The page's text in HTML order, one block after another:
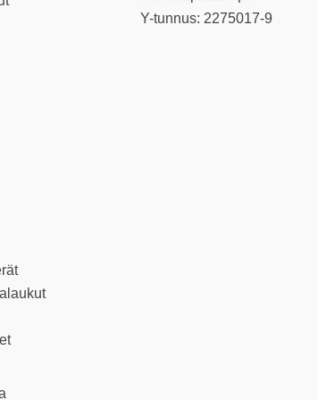
Y-tunnus: 2275017-9